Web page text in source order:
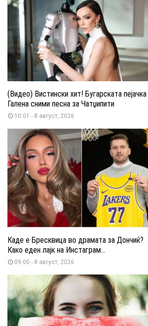
(Видео) Вистински хит! Бугарската пејачка
Галена сними песна за Чатџипити
10:01 - 8 август, 2026
Каде е Бресквица во драмата за Дончиќ?
Како еден лајк на Инстаграм...
09:00 - 8 август, 2026